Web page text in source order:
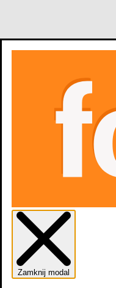
Zamknij modal